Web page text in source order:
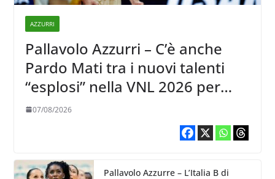
AZZURRI
Pallavolo Azzurri – C’è anche
Pardo Mati tra i nuovi talenti
“esplosi” nella VNL 2026 per
Volleyball World
07/08/2026
Pallavolo Azzurre – L’Italia B di